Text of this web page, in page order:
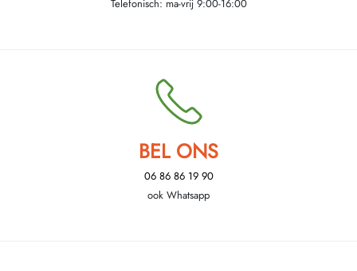
Telefonisch: ma-vrij 9:00-16:00
BEL ONS
06 86 86 19 90
ook Whatsapp